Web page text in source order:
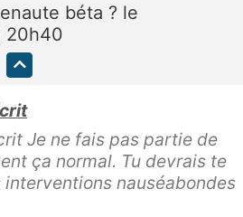
béta ? le
20h40
Je ne fais pas partie de
ça normal. Tu devrais te
nauséabondes